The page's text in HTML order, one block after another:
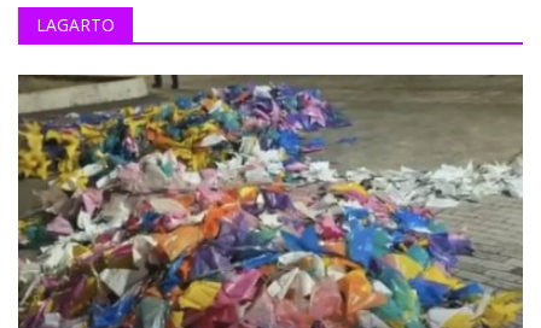
Prefeitura de Aracaju inicia obras de infraestrutura no Recanto dos Cajueiros e comunidade celebra
Comunidade escolar da rede de Aracaju celebra lançamento do Plano Municipal pela Primeira Infância
Prefeitura anuncia construção de nova unidade de saúde e autoriza reforma da UQP no bairro Porto Dantas
Prefeitura de Aracaju inaugura obras de infraestrutura e nova praça no bairro Aruana
"Eu vou explicar o significado da palavra desumano, porque eu tenho certeza que eles desconhecem". jovem desabafa contra a IGUÁ após 2 meses sem água
LAGARTO, 146 ANOS: 'Mas neste mundo quem vive éo que vê o pior" - Por luro Rodrigues
Prefeitura de Itabaiana entrega importantes obras na cidade e na zona rural e segue ampliando investimentos com inauguração do CAPSi nesta sexta, 24
LAGARTO